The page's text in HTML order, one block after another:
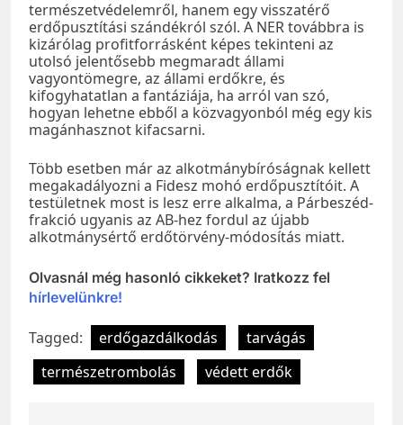
természetvédelemről, hanem egy visszatérő
erdőpusztítási szándékról szól. A NER továbbra is
kizárólag profitforrásként képes tekinteni az
utolsó jelentősebb megmaradt állami
vagyontömegre, az állami erdőkre, és
kifogyhatatlan a fantáziája, ha arról van szó,
hogyan lehetne ebből a közvagyonból még egy kis
magánhasznot kifacsarni.
Több esetben már az alkotmánybíróságnak kellett
megakadályozni a Fidesz mohó erdőpusztítóit. A
testületnek most is lesz erre alkalma, a Párbeszéd-
frakció ugyanis az AB-hez fordul az újabb
alkotmánysértő erdőtörvény-módosítás miatt.
Olvasnál még hasonló cikkeket? Iratkozz fel
hírlevelünkre!
Tagged: erdőgazdálkodás
tarvágás
természetrombolás
védett erdők